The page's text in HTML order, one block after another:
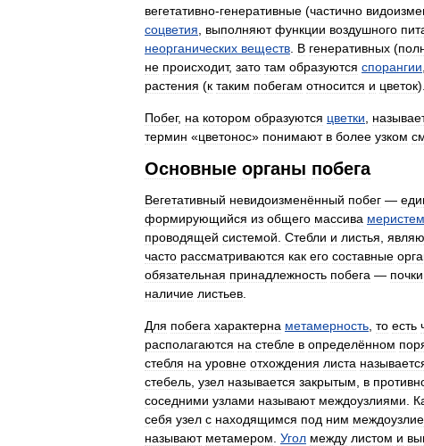
вегетативно-генеративные (частично
соцветия
выполняют функции воздушного
неорганических веществ В генеративных (
не происходит, зато там образуются спорангии
растения (к таким побегам относится и цветок).
Побег, на котором образуются цветки
термин «цветонос» понимают в более узком
Основные органы побега
Вегетативный невидоизменённый побег —
формирующийся из общего массива
проводящей системой Стебли и листья
часто рассматриваются как его составные
обязательная принадлежность побега — почки
наличие листьев
Для побега характерна метамерность то есть
располагаются на стебле в определённом
стебля на уровне отхождения листа
стебель узел называется закрытым в
соседними узлами называют междоузлиями
себя узел с находящимся под ним
называют метамером Угол между листом и